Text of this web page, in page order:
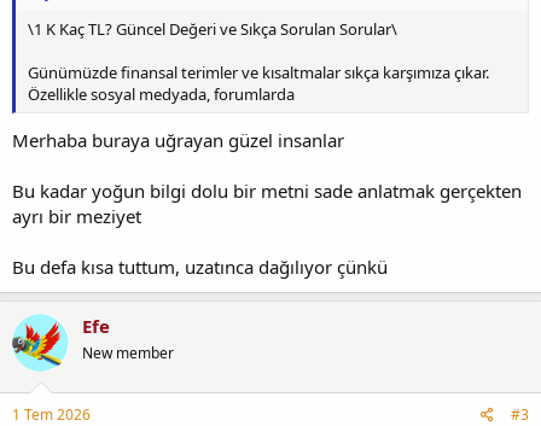
\1 K Kaç TL? Güncel Değeri ve Sıkça Sorulan Sorular\
Günümüzde finansal terimler ve kısaltmalar sıkça karşımıza çıkar.
Özellikle sosyal medyada, forumlarda
Merhaba buraya uğrayan güzel insanlar
Bu kadar yoğun bilgi dolu bir metni sade anlatmak gerçekten
ayrı bir meziyet
Bu defa kısa tuttum, uzatınca dağılıyor çünkü
Efe
New member
1 Tem 2026 #3